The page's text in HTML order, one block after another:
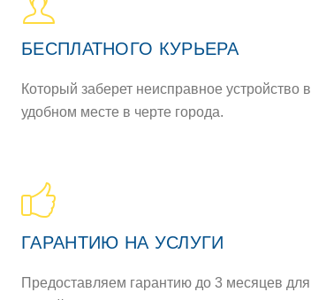
БЕСПЛАТНОГО КУРЬЕРА
Который заберет неисправное устройство в
удобном месте в черте города.
ГАРАНТИЮ НА УСЛУГИ
Предоставляем гарантию до 3 месяцев для